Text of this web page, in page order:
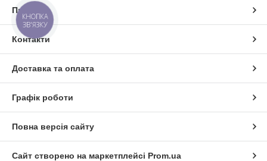
Про нас
Контакти
Доставка та оплата
Графік роботи
Повна версія сайту
Сайт створено на маркетплейсі Prom.ua
КНОПКА
ЗВ'ЯЗКУ